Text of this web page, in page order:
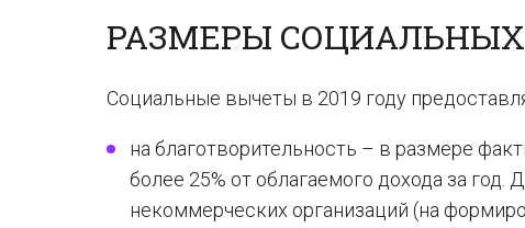
РАЗМЕРЫ СОЦИАЛЬНЫХ
Социальные вычеты в 2019 году
на благотворительность – в размере
более 25% от облагаемого дохода за год.
некоммерческих организаций (на